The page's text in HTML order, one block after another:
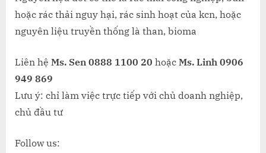
Khu
Công
hoặc rác thải nguy hại, rác sinh hoạt của kcn, hoặc
nguyên liệu truyền thống là than, bioma
Liên hệ Ms. Sen 0888 1100 20 hoặc Ms. Linh 0906
949 869
Lưu ý: chỉ làm việc trực tiếp với chủ doanh nghiệp,
chủ đầu tư
Follow us: